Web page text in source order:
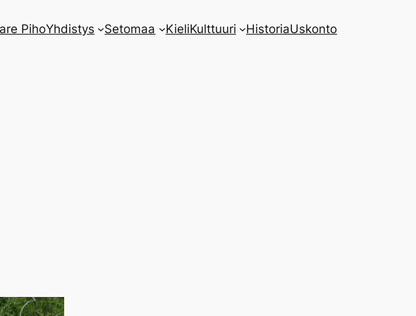
PihoYhdistys Setomaa KieliKulttuuri HistoriaUskonto